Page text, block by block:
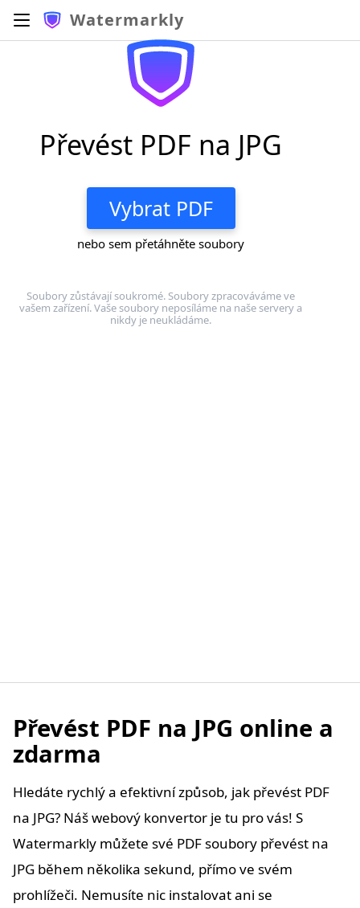
Watermarkly
Převést PDF na JPG
Vybrat PDF
nebo sem přetáhněte soubory
Soubory zůstávají soukromé. Soubory zpracováváme ve
vašem zařízení. Vaše soubory neposíláme na naše servery a
nikdy je neukládáme.
Převést PDF na JPG online a
zdarma
Hledáte rychlý a efektivní způsob, jak převést PDF
na JPG? Náš webový konvertor je tu pro vás! S
Watermarkly můžete své PDF soubory převést na
JPG během několika sekund, přímo ve svém
prohlížeči. Nemusíte nic instalovat ani se